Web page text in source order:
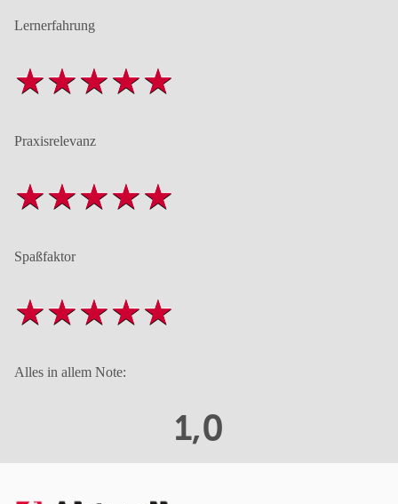
Lernerfahrung
Praxisrelevanz
Spaßfaktor
Alles in allem Note:
1,0